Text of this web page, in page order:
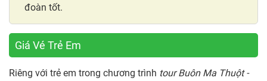
đoàn tốt.
Giá Vé Trẻ Em
Riêng với trẻ em trong chương trình tour Buôn Ma Thuột -